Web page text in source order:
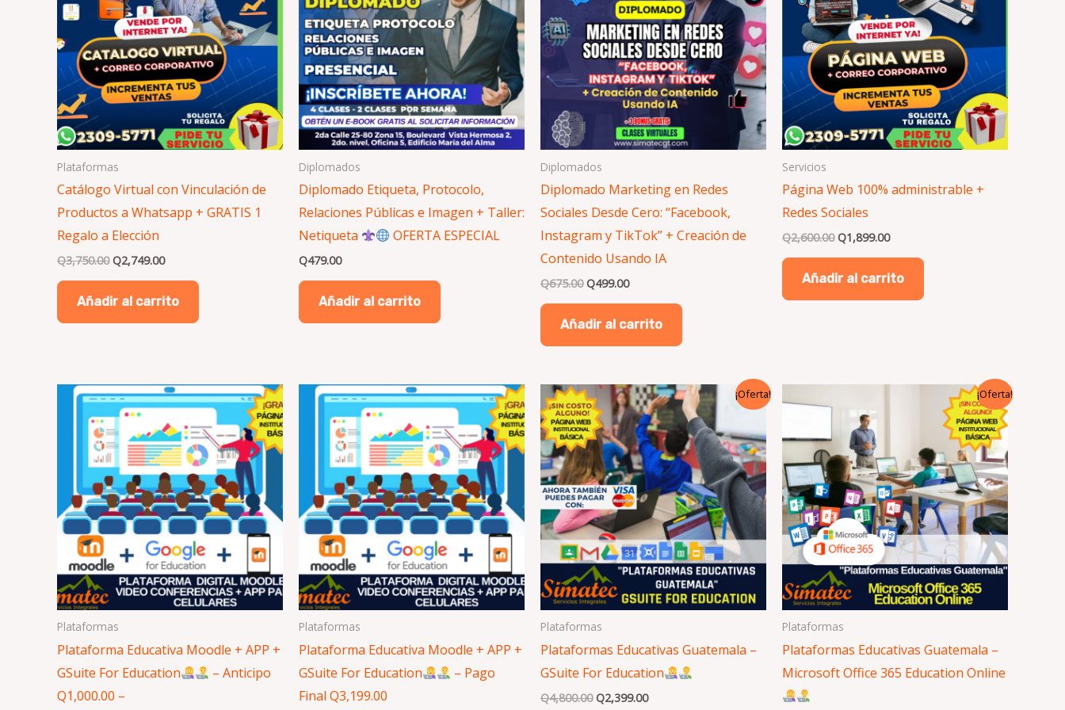
Plataformas
Catálogo Virtual con Vinculación de
Productos a Whatsapp + GRATIS 1
Regalo a Elección
Q3,750.00 Q2,749.00
Añadir al carrito
Diplomados
Diplomado Etiqueta, Protocolo,
Relaciones Públicas e Imagen + Taller:
Netiqueta
OFERTA ESPECIAL
Q479.00
Añadir al carrito
Diplomados
Diplomado Marketing en Redes
Sociales Desde Cero: “Facebook,
Instagram y TikTok” + Creación de
Contenido Usando IA
Q675.00 Q499.00
Añadir al carrito
Servicios
Página Web 100% administrable +
Redes Sociales
Q2,600.00 Q1,899.00
Añadir al carrito
Plataformas
Plataforma Educativa Moodle + APP +
GSuite For Education
– Anticipo
Q1,000.00 –
Plataformas
Plataforma Educativa Moodle + APP +
GSuite For Education
– Pago
Final Q3,199.00
¡Oferta!
Plataformas
Plataformas Educativas Guatemala –
GSuite For Education
Q4,800.00
El
precio
original
era:
Q4,800.00.
Q2,399.00
El
precio
actual
es:
Q2,399.00.
¡Oferta!
Plataformas
Plataformas Educativas Guatemala –
Microsoft Office 365 Education Online
original
era:
Q4,800.00.
Q2,399.00.